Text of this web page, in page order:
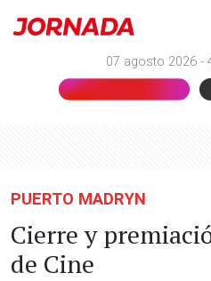
07 agosto 2026 -
PUERTO MADRYN
Cierre y
de Cine